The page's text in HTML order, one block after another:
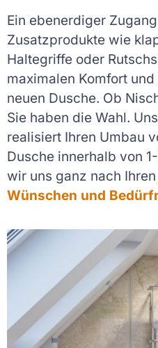
Ein ebenerdiger
Zusatzprodukte wie
Haltegriffe oder
maximalen Komfort
neuen Dusche. Ob
Sie haben die Wahl.
realisiert Ihren Umbau
Dusche innerhalb von
wir uns ganz nach Ihren
Wünschen und